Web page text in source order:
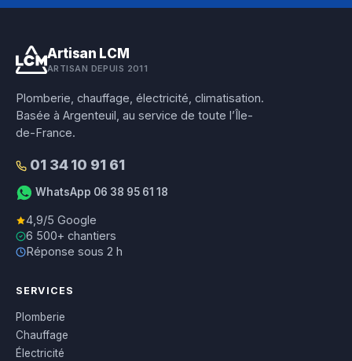
Artisan LCM
ARTISAN DEPUIS 2011
Plomberie, chauffage, électricité, climatisation.
Basée à Argenteuil, au service de toute l’Île-
de-France.
01 34 10 91 61
WhatsApp 06 38 95 61 18
4,9/5 Google
6 500+ chantiers
Réponse sous 2 h
SERVICES
Plomberie
Chauffage
Électricité